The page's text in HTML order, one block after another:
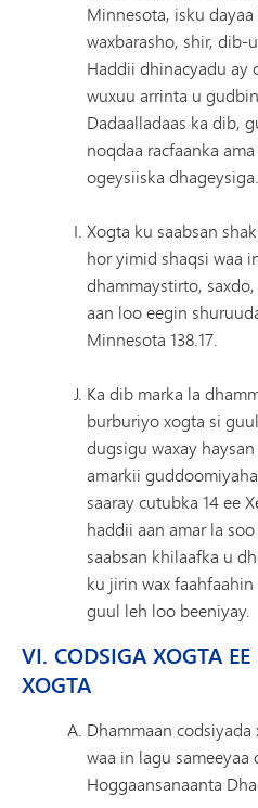
Minnesota, isku
waxbarasho, shir, dib-
Haddii dhinacyadu ay
wuxuu arrinta u
Dadaalladaas ka dib,
noqdaa racfaanka
ogeysiiska dhageysiga.
Xogta ku saabsan
hor yimid shaqsi waa
dhammaystirto,
aan loo eegin
Minnesota 138.17.
Ka dib marka la
burburiyo xogta si
dugsigu waxay
amarkii
saaray cutubka 14 ee
haddii aan amar la
saabsan khilaafka u
ku jirin wax
guul leh loo beeniyay.
VI. CODSIGA XOGTA
XOGTA
Dhammaan
waa in lagu sameeyaa
Hoggaansanaanta